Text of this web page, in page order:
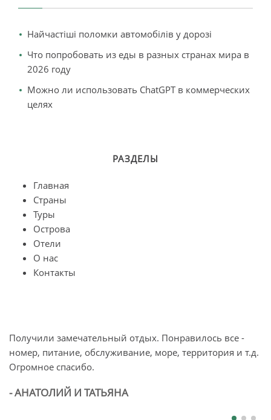
Найчастіші поломки автомобілів у дорозі
Что попробовать из еды в разных странах мира в
2026 году
Можно ли использовать ChatGPT в коммерческих
целях
РАЗДЕЛЫ
Главная
Страны
Туры
Острова
Отели
О нас
Контакты
Получили замечательный отдых. Понравилось все -
номер, питание, обслуживание, море, территория и т.д.
Огромное спасибо.
- АНАТОЛИЙ И ТАТЬЯНА